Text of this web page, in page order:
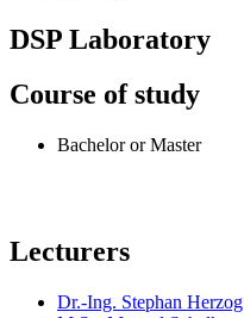
DSP Laboratory
Course of study
Bachelor or Master
Lecturers
Dr.-Ing. Stephan Herzog